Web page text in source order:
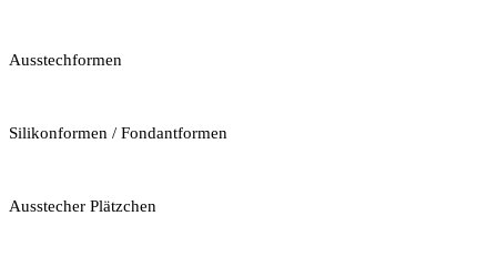
Ausstechformen
Silikonformen / Fondantformen
Ausstecher Plätzchen